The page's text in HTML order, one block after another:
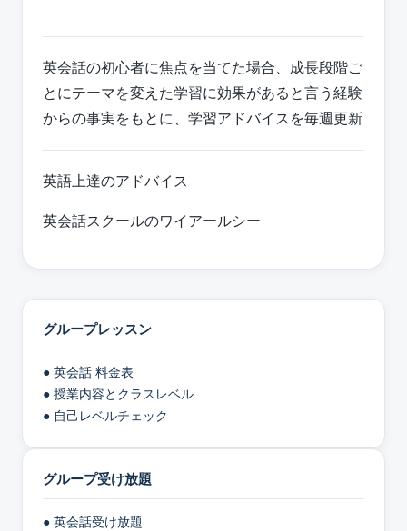
英会話の初心者に焦点を当てた場合、成長段階ご
とにテーマを変えた学習に効果があると言う経験
からの事実をもとに、学習アドバイスを毎週更新
英語上達のアドバイス
英会話スクールのワイアールシー
グループレッスン
● 英会話 料金表
● 授業内容とクラスレベル
● 自己レベルチェック
グループ受け放題
● 英会話受け放題